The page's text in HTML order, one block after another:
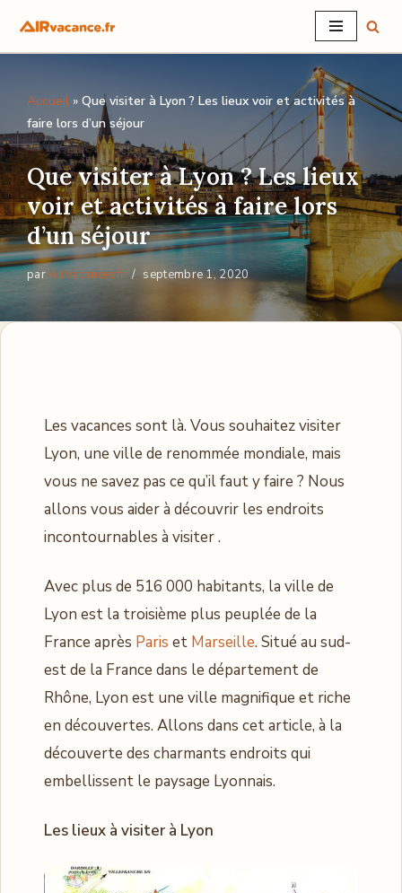
Aller
contenu
Accueil » Que visiter à Lyon ? Les lieux voir et activités à
faire lors d’un séjour
Que visiter à Lyon ? Les lieux
voir et activités à faire lors
d’un séjour
parAirVacancesfr septembre 1, 2020
Les vacances sont là. Vous souhaitez visiter
Lyon, une ville de renommée mondiale, mais
vous ne savez pas ce qu’il faut y faire ? Nous
allons vous aider à découvrir les endroits
incontournables à visiter .
Avec plus de 516 000 habitants, la ville de
Lyon est la troisième plus peuplée de la
France après Paris et Marseille. Situé au sud-
est de la France dans le département de
Rhône, Lyon est une ville magnifique et riche
en découvertes. Allons dans cet article, à la
découverte des charmants endroits qui
embellissent le paysage Lyonnais.
Les lieux à visiter à Lyon